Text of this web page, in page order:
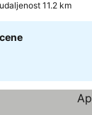
11.2 km